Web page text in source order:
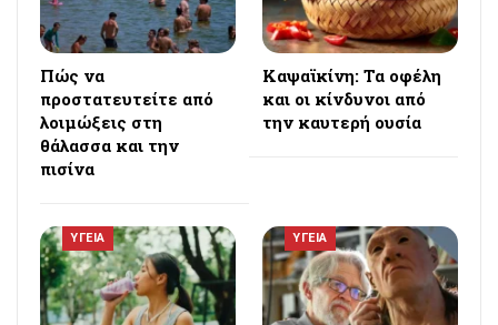
Πώς να
προστατευτείτε από
λοιμώξεις στη
θάλασσα και την
πισίνα
Καψαϊκίνη: Τα οφέλη
και οι κίνδυνοι από
την καυτερή ουσία
ΥΓΕΙΑ ΥΓΕΙΑ